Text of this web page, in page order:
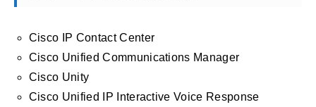
Cisco IP Contact Center
Cisco Unified Communications Manager
Cisco Unity
Cisco Unified IP Interactive Voice Response